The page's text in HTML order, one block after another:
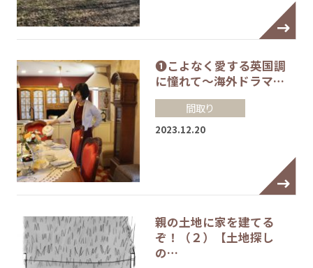
❶こよなく愛する英国調
に憧れて～海外ドラマ…
間取り
2023.12.20
親の土地に家を建てる
ぞ！（２）【土地探し
の…